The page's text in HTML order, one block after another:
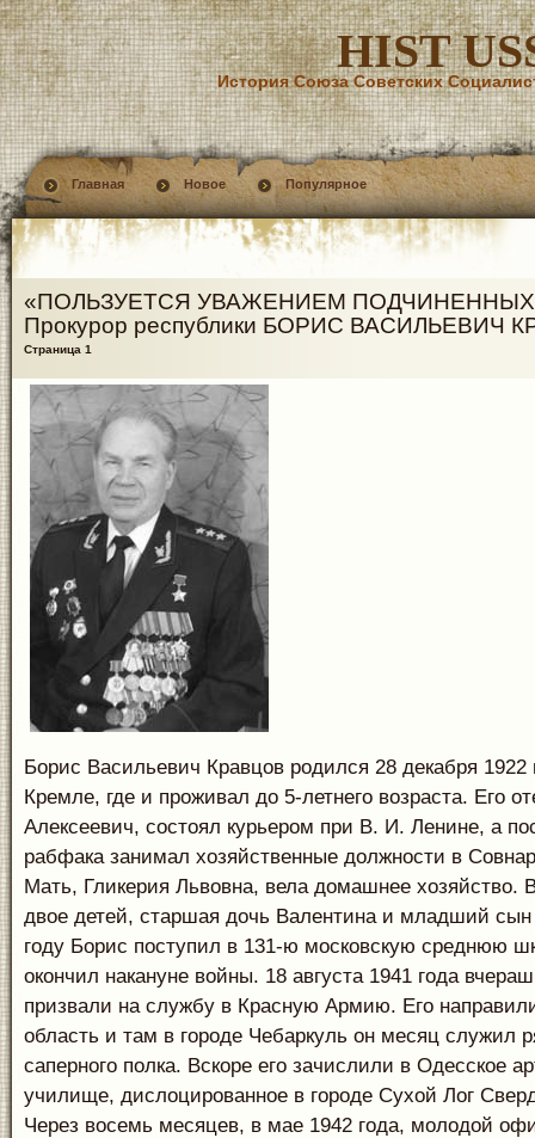
HIST
История Союза Советских
Главная Новое Популярное
«ПОЛЬЗУЕТСЯ УВАЖЕНИЕМ
Прокурор республики БОРИС ВАСИЛЬЕВИЧ
Страница 1
Борис Васильевич Кравцов родился 28 декабря 1922
Кремле, где и проживал до 5-летнего возраста. Его
Алексеевич, состоял курьером при В. И. Ленине, а
рабфака занимал хозяйственные должности в
Мать, Гликерия Львовна, вела домашнее
двое детей, старшая дочь Валентина и младший
году Борис поступил в 131-ю московскую среднюю
окончил накануне войны. 18 августа 1941 года
призвали на службу в Красную Армию. Его
область и там в городе Чебаркуль он месяц служил
саперного полка. Вскоре его зачислили в Одесское
училище, дислоцированное в городе Сухой Лог
Через восемь месяцев, в мае 1942 года, молодой